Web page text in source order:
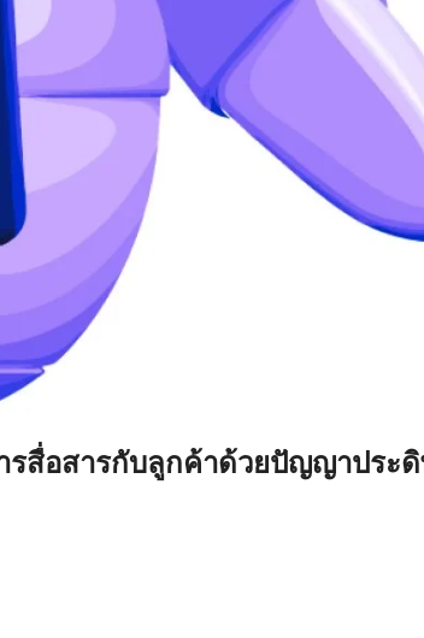
รสื่อสารกับลูกค้าด้วยปัญญาประ